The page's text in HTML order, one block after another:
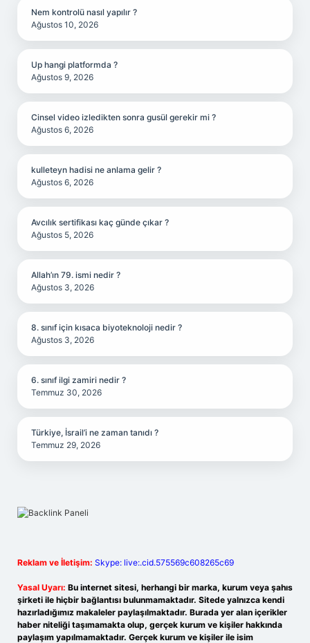
Nem kontrolü nasıl yapılır ?
Ağustos 10, 2026
Up hangi platformda ?
Ağustos 9, 2026
Cinsel video izledikten sonra gusül gerekir mi ?
Ağustos 6, 2026
kulleteyn hadisi ne anlama gelir ?
Ağustos 6, 2026
Avcılık sertifikası kaç günde çıkar ?
Ağustos 5, 2026
Allah’ın 79. ismi nedir ?
Ağustos 3, 2026
8. sınıf için kısaca biyoteknoloji nedir ?
Ağustos 3, 2026
6. sınıf ilgi zamiri nedir ?
Temmuz 30, 2026
Türkiye, İsrail’i ne zaman tanıdı ?
Temmuz 29, 2026
Reklam ve İletişim: Skype: live:.cid.575569c608265c69
Yasal Uyarı: Bu internet sitesi, herhangi bir marka, kurum veya şahıs
şirketi ile hiçbir bağlantısı bulunmamaktadır. Sitede yalnızca kendi
hazırladığımız makaleler paylaşılmaktadır. Burada yer alan içerikler
haber niteliği taşımamakta olup, gerçek kurum ve kişiler hakkında
paylaşım yapılmamaktadır. Gerçek kurum ve kişiler ile isim